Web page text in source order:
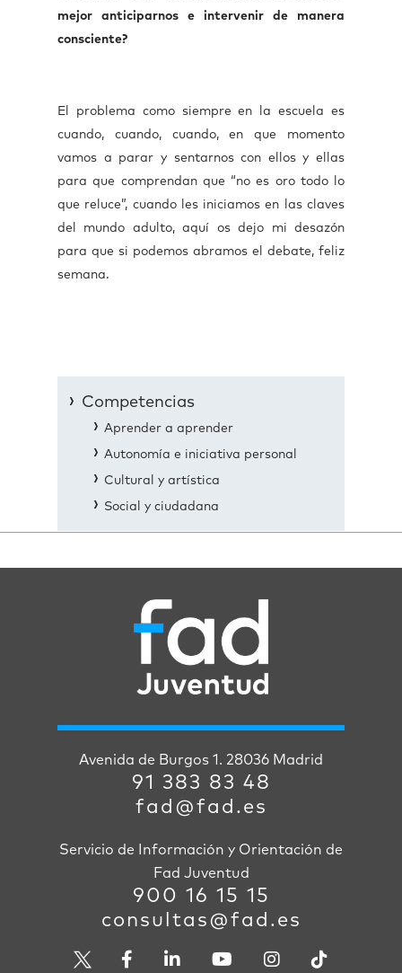
mejor anticiparnos e intervenir de manera
consciente?
El problema como siempre en la escuela es
cuando, cuando, cuando, en que momento
vamos a parar y sentarnos con ellos y ellas
para que comprendan que “no es oro todo lo
que reluce”, cuando les iniciamos en las claves
del mundo adulto, aquí os dejo mi desazón
para que si podemos abramos el debate, feliz
semana.
Competencias
Aprender a aprender
Autonomía e iniciativa personal
Cultural y artística
Social y ciudadana
Avenida de Burgos 1. 28036 Madrid
91 383 83 48
fad@fad.es
Servicio de Información y Orientación de
Fad Juventud
900 16 15 15
consultas@fad.es